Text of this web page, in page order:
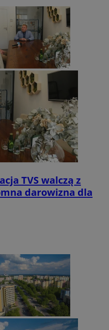
TVS walczą z
darowizna dla